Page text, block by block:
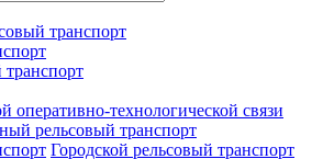
транспорт
транспорт
оперативно-технологической связи
рельсовый транспорт
Городской рельсовый транспорт